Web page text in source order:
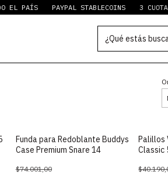
EL PAÍS PAYPAL STABLECOINS 3
Funda para Redoblante Buddys
Case Premium Snare 14
$74.001,00
SIN
Palillos
Classic